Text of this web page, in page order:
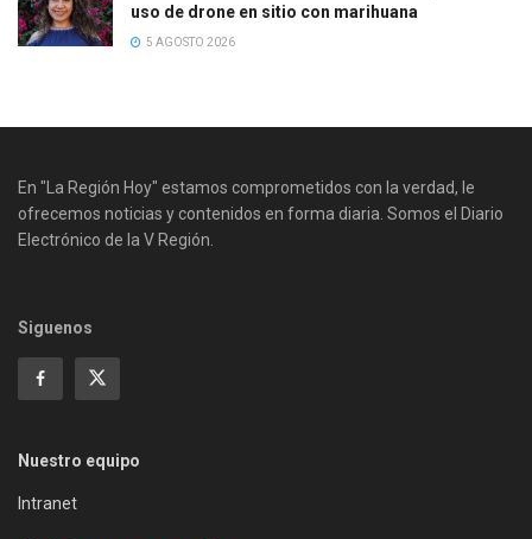
uso de drone en sitio con marihuana
5 AGOSTO 2026
En "La Región Hoy" estamos comprometidos con la verdad, le
ofrecemos noticias y contenidos en forma diaria. Somos el Diario
Electrónico de la V Región.
Siguenos
Nuestro equipo
Intranet